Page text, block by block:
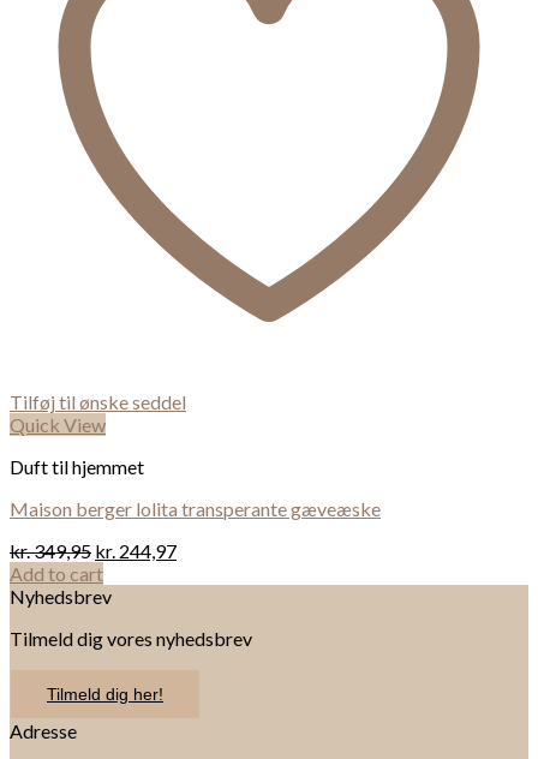
Tilføj til ønske seddel
Quick View
Duft til hjemmet
Maison berger lolita transperante gæveæske
kr.349,95 kr. 244,97
Add to cart
Nyhedsbrev
Tilmeld dig vores nyhedsbrev
Tilmeld dig her!
Adresse